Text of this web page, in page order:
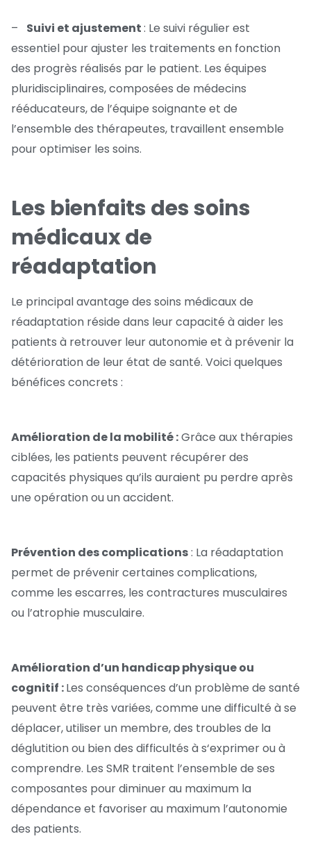
– Suivi et ajustement: Le suivi régulier est
essentiel pour ajuster les traitements en fonction
des progrès réalisés par le patient. Les équipes
pluridisciplinaires, composées de médecins
rééducateurs, de l’équipe soignante et de
l’ensemble des thérapeutes, travaillent ensemble
pour optimiser les soins.
Les bienfaits des soins
médicaux de
réadaptation
Le principal avantage des soins médicaux de
réadaptation réside dans leur capacité à aider les
patients à retrouver leur autonomie et à prévenir la
détérioration de leur état de santé. Voici quelques
bénéfices concrets :
Amélioration de la mobilité :Grâce aux thérapies
ciblées, les patients peuvent récupérer des
capacités physiques qu’ils auraient pu perdre après
une opération ou un accident.
Prévention des complications: La réadaptation
permet de prévenir certaines complications,
comme les escarres, les contractures musculaires
ou l’atrophie musculaire.
Amélioration d’un handicap physique ou
cognitif :Les conséquences d’un problème de santé
peuvent être très variées, comme une difficulté à se
déplacer, utiliser un membre, des troubles de la
déglutition ou bien des difficultés à s‘exprimer ou à
comprendre. Les SMR traitent l’ensemble de ses
composantes pour diminuer au maximum la
dépendance et favoriser au maximum l’autonomie
des patients.